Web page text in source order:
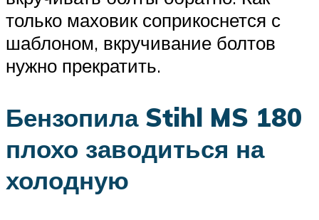
только маховик соприкоснется с
шаблоном, вкручивание болтов
нужно прекратить.
Бензопила Stihl MS 180
плохо заводиться на
холодную